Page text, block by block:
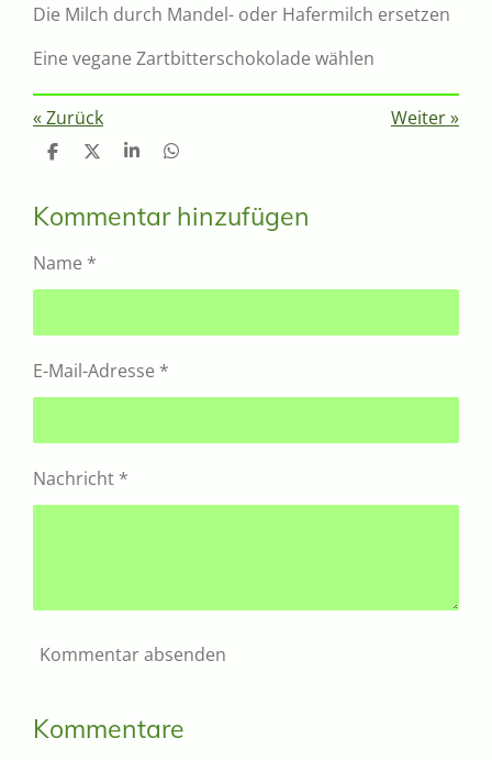
Die Milch durch Mandel- oder Hafermilch ersetzen
Eine vegane Zartbitterschokolade wählen
«Zurück Weiter»
T
l
e
T
l
e
T
l
e
T
l
e
Kommentar hinzufügen
Name *
E-Mail-Adresse *
Nachricht *
Kommentar absenden
Kommentare